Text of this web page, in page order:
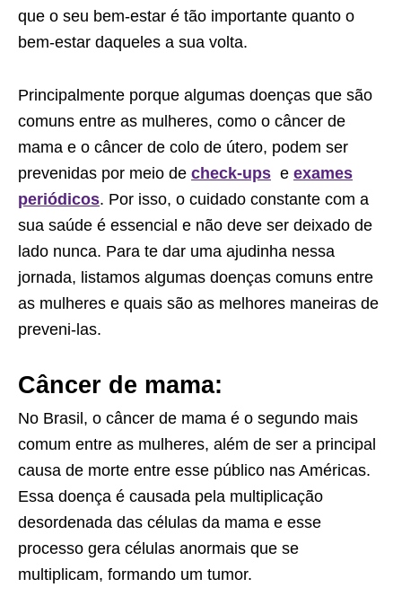
que o seu bem-estar é tão importante quanto o
bem-estar daqueles a sua volta.
Principalmente porque algumas doenças que são
comuns entre as mulheres, como o câncer de
mama e o câncer de colo de útero, podem ser
prevenidas por meio de check-ups e exames
periódicos. Por isso, o cuidado constante com a
sua saúde é essencial e não deve ser deixado de
lado nunca. Para te dar uma ajudinha nessa
jornada, listamos algumas doenças comuns entre
as mulheres e quais são as melhores maneiras de
preveni-las.
Câncer de mama:
No Brasil, o câncer de mama é o segundo mais
comum entre as mulheres, além de ser a principal
causa de morte entre esse público nas Américas.
Essa doença é causada pela multiplicação
desordenada das células da mama e esse
processo gera células anormais que se
multiplicam, formando um tumor.